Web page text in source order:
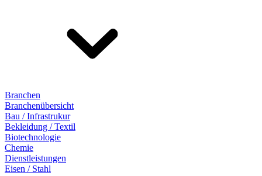
Branchen
Branchenübersicht
Bau / Infrastrukur
Bekleidung / Textil
Biotechnologie
Chemie
Dienstleistungen
Eisen / Stahl